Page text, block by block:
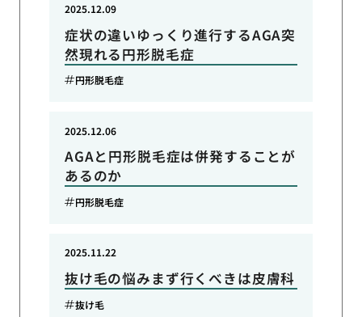
症状の違いゆっくり進行するAGA突
然現れる円形脱毛症
2025.12.09
円形脱毛症
AGAと円形脱毛症は併発することが
あるのか
2025.12.06
円形脱毛症
抜け毛の悩みまず行くべきは皮膚科
2025.11.22
抜け毛